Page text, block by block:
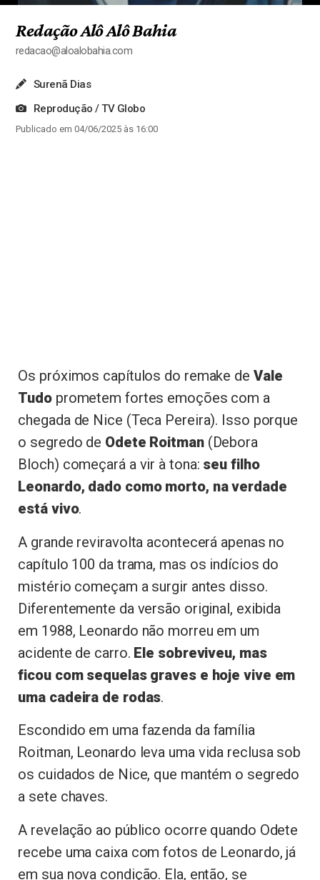
Redação Alô Alô Bahia
redacao@aloalobahia.com
Surenã Dias
Reprodução / TV Globo
Publicado em 04/06/2025 às 16:00
Os próximos capítulos do remake de Vale
Tudoprometem fortes emoções com a
chegada de Nice (Teca Pereira). Isso porque
o segredo de Odete Roitman(Debora
Bloch) começará a vir à tona: seu filho
Leonardo, dado como morto, na verdade
está vivo.
A grande reviravolta acontecerá apenas no
capítulo 100 da trama, mas os indícios do
mistério começam a surgir antes disso.
Diferentemente da versão original, exibida
em 1988, Leonardo não morreu em um
acidente de carro. Ele sobreviveu, mas
ficou com sequelas graves e hoje vive em
uma cadeira de rodas.
Escondido em uma fazenda da família
Roitman, Leonardo leva uma vida reclusa sob
os cuidados de Nice, que mantém o segredo
a sete chaves.
A revelação ao público ocorre quando Odete
recebe uma caixa com fotos de Leonardo, já
em sua nova condição. Ela, então, se